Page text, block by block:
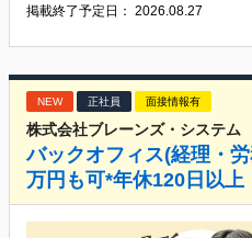
掲載終了予定日：2026.08.27
NEW 正社員 面接情報有
株式会社ブレーンズ・システム
バックオフィス(経理・
万円も可*年休120日以上